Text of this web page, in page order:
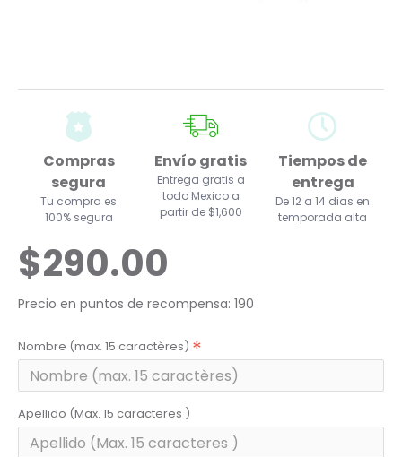
Compras
segura
Tu compra es
100% segura
Envío gratis
Entrega gratis a
todo Mexico a
partir de $1,600
Tiempos de
entrega
De 12 a 14 dias en
temporada alta
$290.00
Precio en puntos de recompensa: 190
Nombre (max. 15 caractères)
Apellido (Max. 15 caracteres )